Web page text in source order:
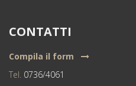
CONTATTI
Compila il form
Tel. 0736/4061